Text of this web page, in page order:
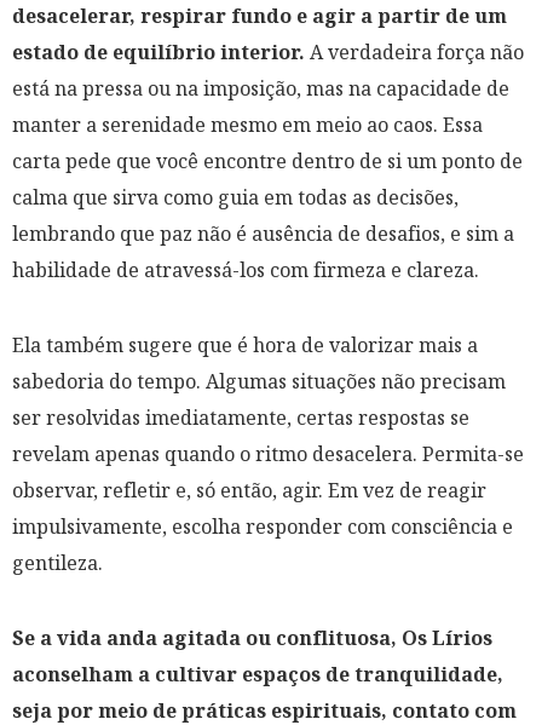
desacelerar, respirar fundo e agir a partir de um
estado de equilíbrio interior. A verdadeira força não
está na pressa ou na imposição, mas na capacidade de
manter a serenidade mesmo em meio ao caos. Essa
carta pede que você encontre dentro de si um ponto de
calma que sirva como guia em todas as decisões,
lembrando que paz não é ausência de desafios, e sim a
habilidade de atravessá-los com firmeza e clareza.
Ela também sugere que é hora de valorizar mais a
sabedoria do tempo. Algumas situações não precisam
ser resolvidas imediatamente, certas respostas se
revelam apenas quando o ritmo desacelera. Permita-se
observar, refletir e, só então, agir. Em vez de reagir
impulsivamente, escolha responder com consciência e
gentileza.
Se a vida anda agitada ou conflituosa, Os Lírios
aconselham a cultivar espaços de tranquilidade,
seja por meio de práticas espirituais, contato com